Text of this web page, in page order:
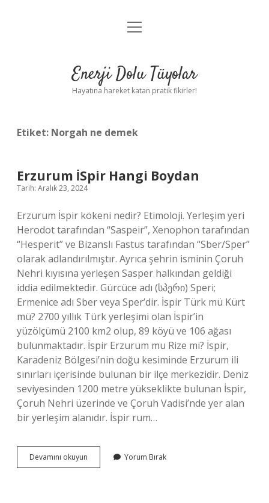
Anasayfa
Yasal Uyarı
menüyü
Enerji Dolu Tüyolar
Hayatına hareket katan pratik fikirler!
Etiket: Norgah ne demek
Erzurum İSpir Hangi Boydan
Tarih: Aralık 23, 2024
Erzurum İspir kökeni nedir? Etimoloji. Yerleşim yeri
Herodot tarafından “Saspeir”, Xenophon tarafından
“Hesperit” ve Bizanslı Fastus tarafından “Sber/Sper”
olarak adlandırılmıştır. Ayrıca şehrin isminin Çoruh
Nehri kıyısına yerleşen Sasper halkından geldiği
iddia edilmektedir. Gürcüce adı (სპერი) Speri;
Ermenice adı Sber veya Sper’dir. İspir Türk mü Kürt
mü? 2700 yıllık Türk yerleşimi olan İspir’in
yüzölçümü 2100 km2 olup, 89 köyü ve 106 ağası
bulunmaktadır. İspir Erzurum mu Rize mi? İspir,
Karadeniz Bölgesi’nin doğu kesiminde Erzurum ili
sınırları içerisinde bulunan bir ilçe merkezidir. Deniz
seviyesinden 1200 metre yükseklikte bulunan İspir,
Çoruh Nehri üzerinde ve Çoruh Vadisi’nde yer alan
bir yerleşim alanıdır. İspir rum…
Devamını okuyun Erzurum
İSpir
Yorum Bırak